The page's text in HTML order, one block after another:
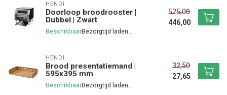
HENDI
Doorloop broodrooster |
Dubbel | Zwart
Beschikbaar
525,00
446,00
HENDI
Brood presentatiemand |
595x395 mm
Beschikbaar
32,50
27,65